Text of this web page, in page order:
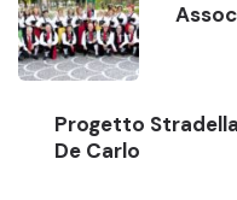
Progetto
De Carlo